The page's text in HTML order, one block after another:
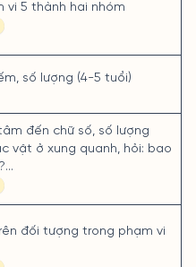
vi 5 thành hai nhóm
số lượng (4-5 tuổi)
đến chữ số, số lượng
vật ở xung quanh, hỏi: bao
đối tượng trong phạm vi